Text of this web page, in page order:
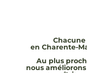
en Charente-
Au plus
nous